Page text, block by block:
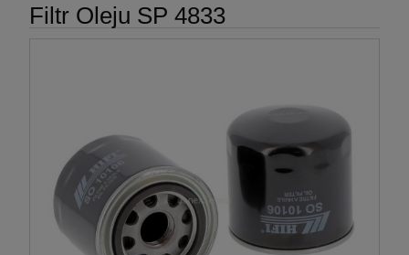
Filtr Oleju SP 4833